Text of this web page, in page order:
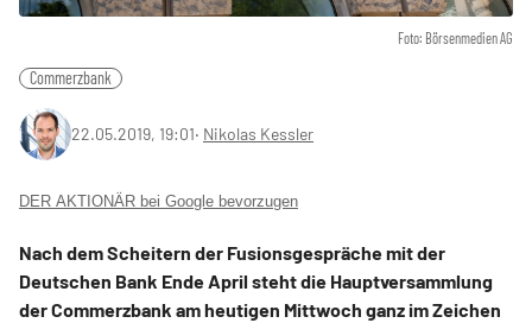
Foto: Börsenmedien AG
Commerzbank
22.05.2019, 19:01‧ Nikolas Kessler
DER AKTIONÄR bei Google bevorzugen
Nach dem Scheitern der Fusionsgespräche mit der
Deutschen Bank Ende April steht die Hauptversammlung
der Commerzbank am heutigen Mittwoch ganz im Zeichen